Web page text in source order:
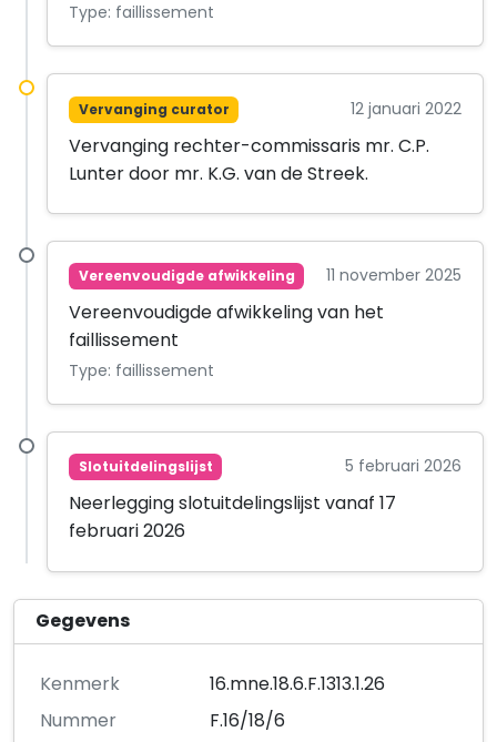
Type: faillissement
Vervanging curator 12 januari 2022
Vervanging rechter-commissaris mr. C.P.
Lunter door mr. K.G. van de Streek.
Vereenvoudigde afwikkeling 11 november 2025
Vereenvoudigde afwikkeling van het
faillissement
Type: faillissement
Slotuitdelingslijst 5 februari 2026
Neerlegging slotuitdelingslijst vanaf 17
februari 2026
Gegevens
Kenmerk
16.mne.18.6.F.1313.1.26
Nummer
F.16/18/6